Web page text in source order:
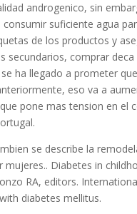
androgenico, sin
suficiente agua
de los productos y
comprar
ha llegado a prometer
eso va a
pone mas tension en el
se describe la
Diabetes in
RA, editors.
diabetes mellitus.